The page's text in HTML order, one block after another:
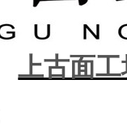
上古面